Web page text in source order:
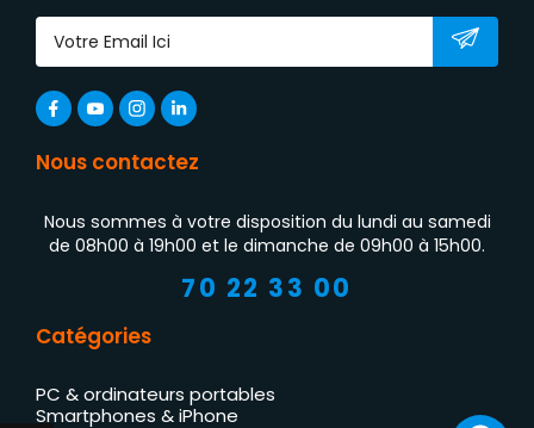
Nous contactez
Nous sommes à votre disposition du lundi au samedi
de 08h00 à 19h00 et le dimanche de 09h00 à 15h00.
70 22 33 00
Catégories
PC & ordinateurs portables
Smartphones & iPhone